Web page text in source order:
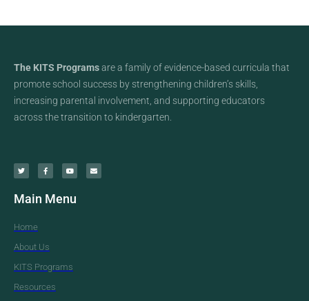
The KITS Programsare a family of evidence-based curricula that
promote school success by strengthening children’s skills,
increasing parental involvement, and supporting educators
across the transition to kindergarten.
Main Menu
Home
About Us
KITS Programs
Resources